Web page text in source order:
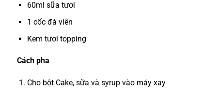
60ml sữa tươi
1 cốc đá viên
Kem tươi topping
Cách pha
Cho bột Cake, sữa và syrup vào máy xay